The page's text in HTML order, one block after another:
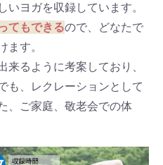
ヨガを収録しています。
てもできるので、どなたで
ます。
るように考案しており、
も、レクレーションとして
、ご家庭、敬老会での体